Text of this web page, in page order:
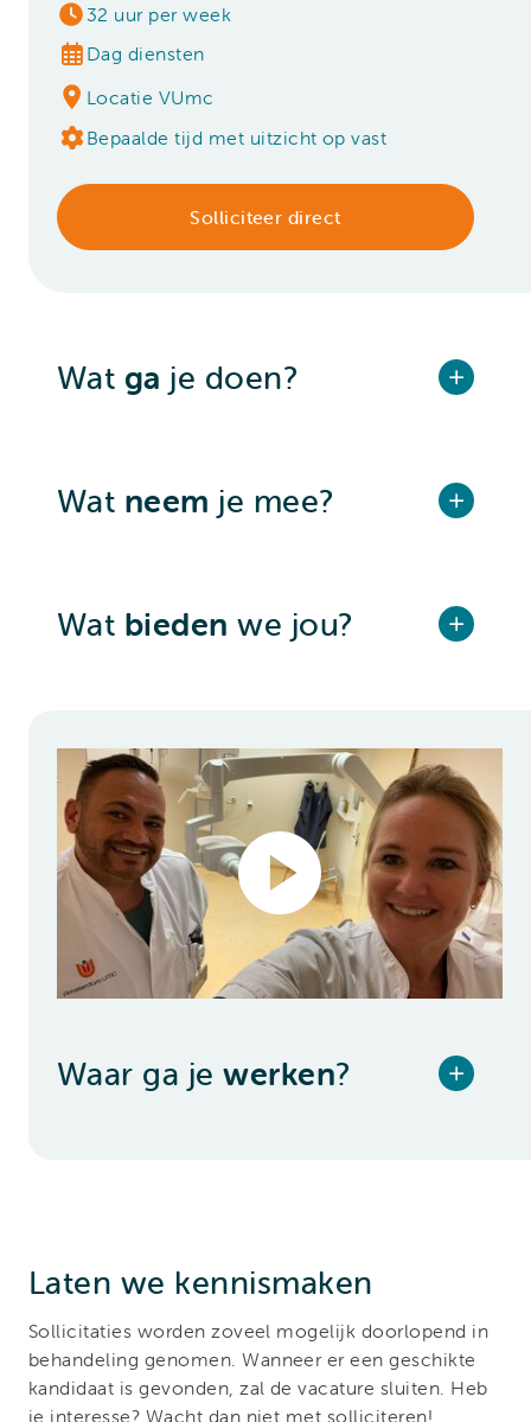
32 uur per week
Dag diensten
Locatie VUmc
Bepaalde tijd met uitzicht op vast
Solliciteer direct
Wat ga je doen?
Wat neem je mee?
Wat bieden we jou?
Waar ga jewerken?
Laten we kennismaken
Sollicitaties worden zoveel mogelijk doorlopend in
behandeling genomen. Wanneer er een geschikte
kandidaat is gevonden, zal de vacature sluiten. Heb
je interesse? Wacht dan niet met solliciteren!